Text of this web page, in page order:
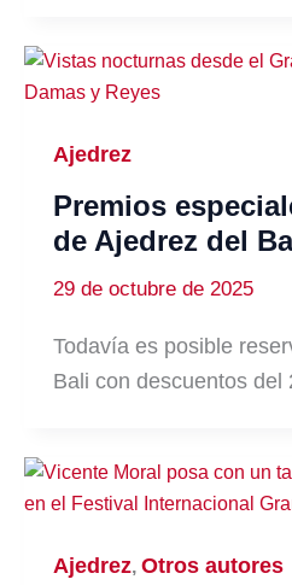
Ajedrez
Premios
de Ajedrez del
29 de octubre de 2025
Todavía es posible
Bali con descuentos del
Ajedrez, Otros autores